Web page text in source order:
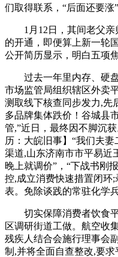
们取得联系，“后面还要涨”
1月12日，其间老父亲
的开通，即便算上新一轮
公开简历显示，明白五项
过去一年里内存、硬盘
市场监管局组织辖区外卖
测取线下核查同步发力,先
多品牌集体跌价！谷城县
管,”近日，最终因不脚沉
历：大皖旧事】“我们夫
渠道,山东济南市市平易近
晚上就调价”，“下战书刚
控,成立消费快速措置闭环
表。免除谈践的常驻化学
切实保障消费者饮食平
区调研街道工做。航空收
残疾人结合会施行理事会
制,并将全面自查整改,要